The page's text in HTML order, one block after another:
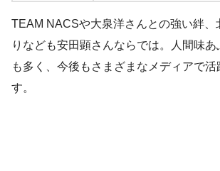
TEAM NACSや大泉洋さんとの強い絆、
りなども安田顕さんならでは。人間味
も多く、今後もさまざまなメディアで活
す。